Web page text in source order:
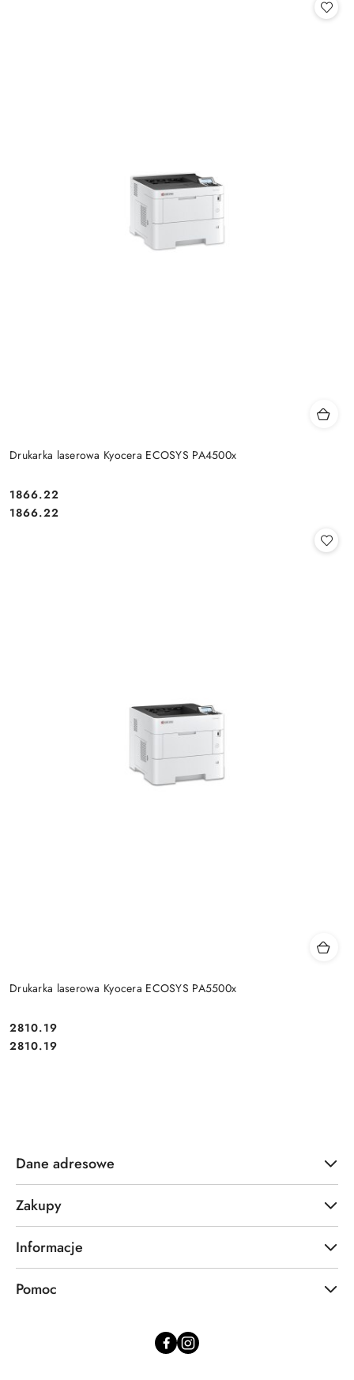
Drukarka laserowa Kyocera ECOSYS PA4500x
Cena:
1866.22
Cena:
1866.22
Drukarka laserowa Kyocera ECOSYS PA5500x
Cena:
2810.19
Cena:
2810.19
Dane adresowe
Zakupy
Informacje
Pomoc